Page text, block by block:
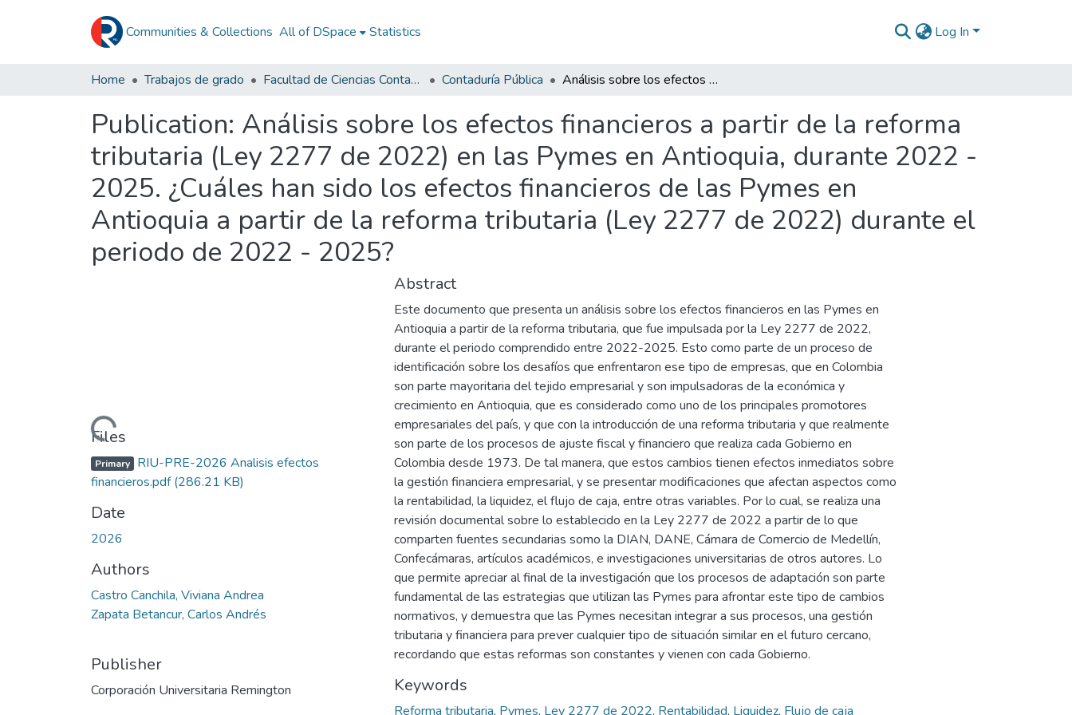
Communities & Collections All of DSpace Statistics Log In
Home Trabajos de grado Facultad de Ciencias Contables Contaduría Pública Análisis sobre los efectos financieros a partir de la reforma tributaria (Ley 2277 de 2022) en las Pymes en Antioquia, durante 2022 - 2025. ¿Cuáles han sido los efectos financieros de las Pymes en Antioquia a partir de la reforma tributaria (Ley 2277 de 2022) durante el periodo de 2022 - 2025?
Publication: Análisis sobre los efectos financieros a partir de la reforma
tributaria (Ley 2277 de 2022) en las Pymes en Antioquia, durante 2022 -
2025. ¿Cuáles han sido los efectos financieros de las Pymes en
Antioquia a partir de la reforma tributaria (Ley 2277 de 2022) durante el
periodo de 2022 - 2025?
Loading...
Files
Primary RIU-PRE-2026 Analisis efectos
financieros.pdf(286.21 KB)
Date
2026
Authors
Castro Canchila, Viviana Andrea
Zapata Betancur, Carlos Andrés
Publisher
Corporación Universitaria Remington
Abstract
Este documento que presenta un análisis sobre los efectos financieros en las Pymes en
Antioquia a partir de la reforma tributaria, que fue impulsada por la Ley 2277 de 2022,
durante el periodo comprendido entre 2022-2025. Esto como parte de un proceso de
identificación sobre los desafíos que enfrentaron ese tipo de empresas, que en Colombia
son parte mayoritaria del tejido empresarial y son impulsadoras de la económica y
crecimiento en Antioquia, que es considerado como uno de los principales promotores
empresariales del país, y que con la introducción de una reforma tributaria y que realmente
son parte de los procesos de ajuste fiscal y financiero que realiza cada Gobierno en
Colombia desde 1973. De tal manera, que estos cambios tienen efectos inmediatos sobre
la gestión financiera empresarial, y se presentar modificaciones que afectan aspectos como
la rentabilidad, la liquidez, el flujo de caja, entre otras variables. Por lo cual, se realiza una
revisión documental sobre lo establecido en la Ley 2277 de 2022 a partir de lo que
comparten fuentes secundarias somo la DIAN, DANE, Cámara de Comercio de Medellín,
Confecámaras, artículos académicos, e investigaciones universitarias de otros autores. Lo
que permite apreciar al final de la investigación que los procesos de adaptación son parte
fundamental de las estrategias que utilizan las Pymes para afrontar este tipo de cambios
normativos, y demuestra que las Pymes necesitan integrar a sus procesos, una gestión
tributaria y financiera para prever cualquier tipo de situación similar en el futuro cercano,
recordando que estas reformas son constantes y vienen con cada Gobierno.
Keywords
Reforma tributaria, Pymes, Ley 2277 de 2022, Rentabilidad, Liquidez, Flujo de caja